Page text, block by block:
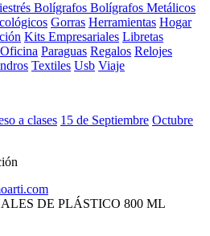
Bolígrafos Bolígrafos Metálicos
Gorras Herramientas Hogar
Kits Empresariales Libretas
Oficina Paraguas Regalos Relojes
Textiles Usb Viaje
a clases 15 de Septiembre Octubre
DE PLÁSTICO 800 ML